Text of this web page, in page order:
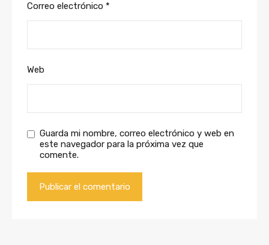
Correo electrónico *
Web
Guarda mi nombre, correo electrónico y web en
este navegador para la próxima vez que
comente.